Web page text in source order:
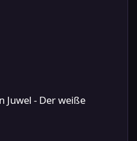
Juwel - Der weiße